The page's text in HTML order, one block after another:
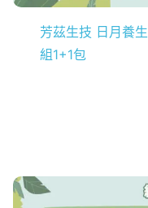
芳茲生技 日月養
組1+1包